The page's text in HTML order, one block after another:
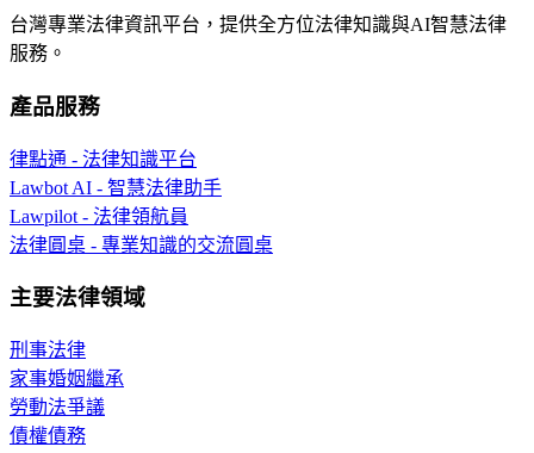
台灣專業法律資訊平台，提供全方位法律知識與AI智慧法律
服務。
產品服務
律點通 - 法律知識平台
Lawbot AI - 智慧法律助手
Lawpilot - 法律領航員
法律圓桌 - 專業知識的交流圓桌
主要法律領域
刑事法律
家事婚姻繼承
勞動法爭議
債權債務